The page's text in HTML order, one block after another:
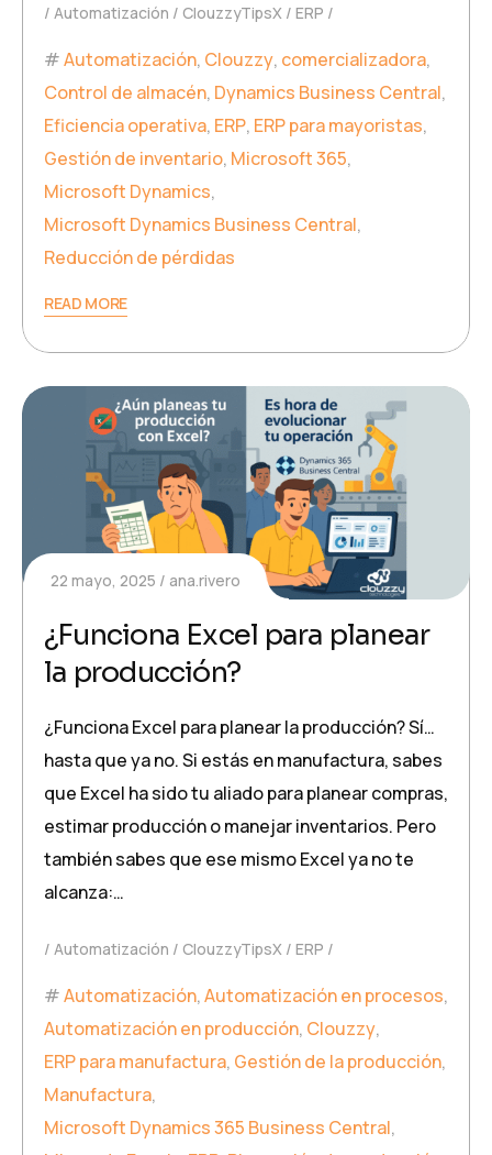
Automatización ClouzzyTipsX ERP
Automatización, Clouzzy, comercializadora,
Control de almacén, Dynamics Business Central,
Eficiencia operativa, ERP, ERP para mayoristas,
Gestión de inventario, Microsoft 365,
Microsoft Dynamics,
Microsoft Dynamics Business Central,
Reducción de pérdidas
READ MORE
22 mayo, 2025 ana.rivero
¿Funciona Excel para planear
la producción?
¿Funciona Excel para planear la producción? Sí…
hasta que ya no. Si estás en manufactura, sabes
que Excel ha sido tu aliado para planear compras,
estimar producción o manejar inventarios. Pero
también sabes que ese mismo Excel ya no te
alcanza:…
Automatización ClouzzyTipsX ERP
Automatización,Automatización en procesos,
Automatización en producción, Clouzzy,
ERP para manufactura, Gestión de la producción,
Manufactura,
Microsoft Dynamics 365 Business Central,